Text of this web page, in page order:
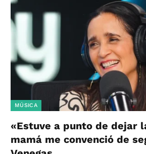
MÚSICA
«Estuve a punto de dejar
mamá me convenció de